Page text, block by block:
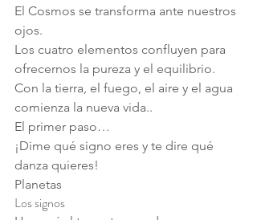
El Cosmos se transforma ante nuestros
ojos.
Los cuatro elementos confluyen para
ofrecernos la pureza y el equilibrio.
Con la tierra, el fuego, el aire y el agua
comienza la nueva vida..
El primer paso…
¡Dime qué signo eres y te dire qué
danza quieres!
Planetas
Los signos